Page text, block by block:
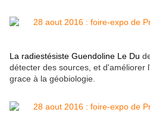
La radiestésiste Guendoline Le Du
détecter des sources, et d'améliorer
grace à la géobiologie.